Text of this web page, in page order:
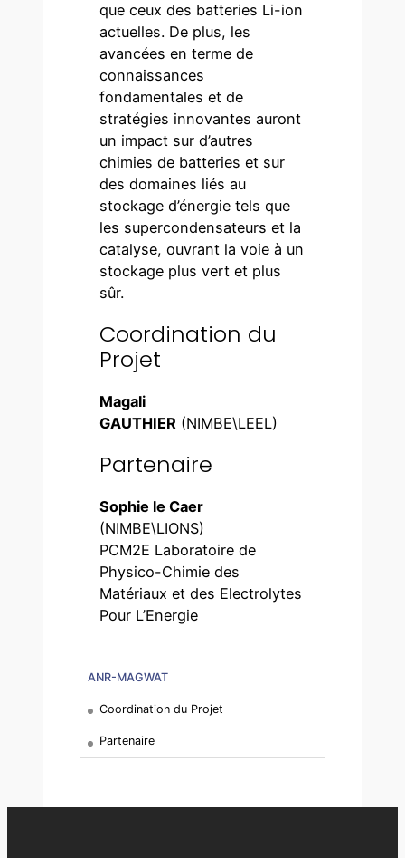
ANR-MAGWAT
Coordination du Projet
Partenaire
que ceux des batteries Li-ion
actuelles. De plus, les
avancées en terme de
connaissances
fondamentales et de
stratégies innovantes auront
un impact sur d’autres
chimies de batteries et sur
des domaines liés au
stockage d’énergie tels que
les supercondensateurs et la
catalyse, ouvrant la voie à un
stockage plus vert et plus
sûr.
Coordination du
Projet
Magali
GAUTHIER (NIMBE\LEEL)
Partenaire
Sophie le Caer
(NIMBE\LIONS)
PCM2E Laboratoire de
Physico-Chimie des
Matériaux et des Electrolytes
Pour L’Energie